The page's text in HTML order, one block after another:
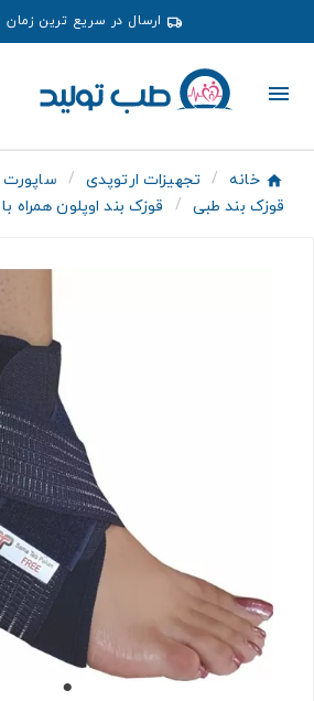
ارسال در سریع ترین
خانه تجهیزات ارتوپدی
قوزک بند طبی
قوزک بند اوپلون